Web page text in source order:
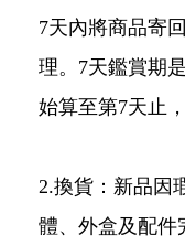
7天內將商品寄
理。7天鑑賞期
始算至第7天止
2.換貨：新品因
體、外盒及配件